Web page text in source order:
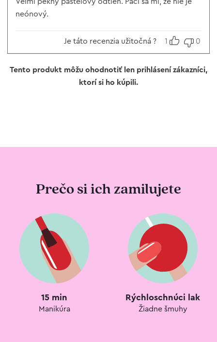
neónový.
Je táto recenzia užitočná ? 1 0
Tento produkt môžu ohodnotiť len prihlásení zákazníci,
ktorí si ho kúpili.
Prečo si ich zamilujete
15 min
Manikúra
Rýchloschnúci lak
Žiadne šmuhy